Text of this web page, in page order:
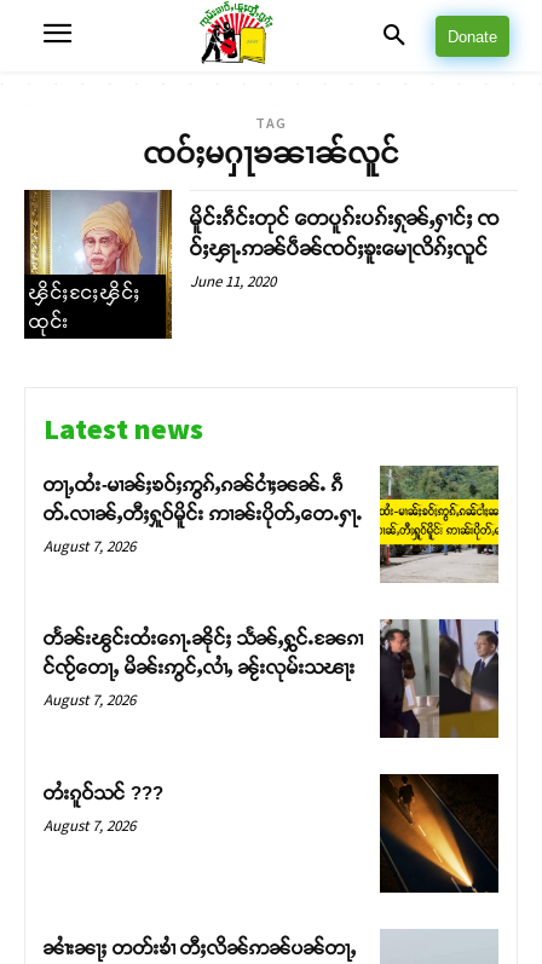
တႃႇႁႂ်ႈသဵင်ၵၢင်ၸႂ်ၵူၼ်းမိူင်း ၵူႈတီႈၵူႈလႅၼ်ပေႃးတေၸွ
တ်ႇ တူဝ်ႈလုမ်ႈၾႃႉၼၼ်ႉ ၶဝ်ႈႁူမ်ႈၵမ်ႉထႅမ် ၸုမ်းၶၢ
Donate
TAG
ၸဝ်ႈမႁႃၶၼၢၼ်လူင်
ၾိင်ႈငႄႈၾိင်ႈ
ထုင်း
မိူင်းၵဵင်းတုင် တေပူၵ်းပၵ်းႁုၼ်ႇႁၢင်ႈ ၸ
ဝ်ႈၾႃႉဢၼ်ပဵၼ်ၸဝ်ႈၶူးမေႃလိၵ်ႈလူင်
June 11, 2020
Latest news
တႃႇထႆး-မၢၼ်ႈၶဝ်ႈဢွၵ်ႇၵၼ်ငၢႆႈၼၼ်ႉ ၵဵ
တ်ႉလၢၼ်ႇတီႈႁူဝ်မိူင်း ဢၢၼ်းပိုတ်ႇတေႉႁႃႉ
August 7, 2026
တႅၼ်းၽွင်းထႆးၵေႃႉၼိုင်ႈ သႅၼ်ႇႁွင်ႉၼႄၵၢ
င်ၸႂ်တေႃႇ မိၼ်းဢွင်ႇလၢႆႇ ၼႂ်းလုမ်းသၽႃး
August 7, 2026
တႆးၵူဝ်သင် ???
August 7, 2026
ၼၢႆးၼႃႈ တတ်းၶၢႆ တီႈလိၼ်ဢၼ်ပၼ်တႃႇ